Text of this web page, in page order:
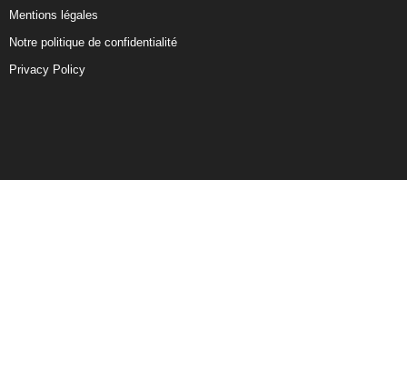
Mentions légales
Notre politique de confidentialité
Privacy Policy